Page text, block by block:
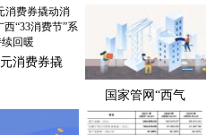
消费券撬
国家管网“西气